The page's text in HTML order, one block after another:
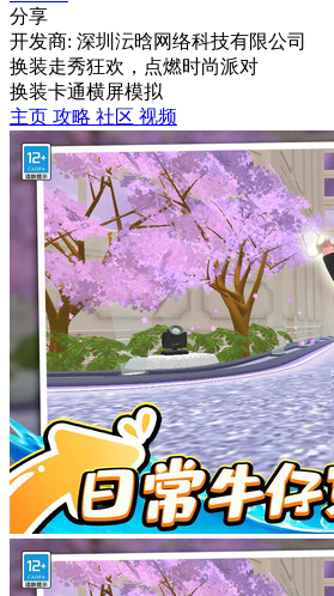
分享
开发商: 深圳沄晗网络科技有限公司
换装走秀狂欢，点燃时尚派对
换装卡通横屏模拟
主页 攻略 社区 视频